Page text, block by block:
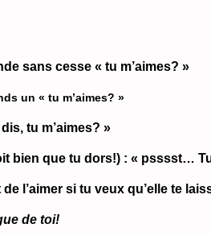
sans cesse « tu m’aimes? »
un « tu m’aimes? »
tu m’aimes? »
bien que tu dors!) : « psssst…
l’aimer si tu veux qu’elle te
de toi!